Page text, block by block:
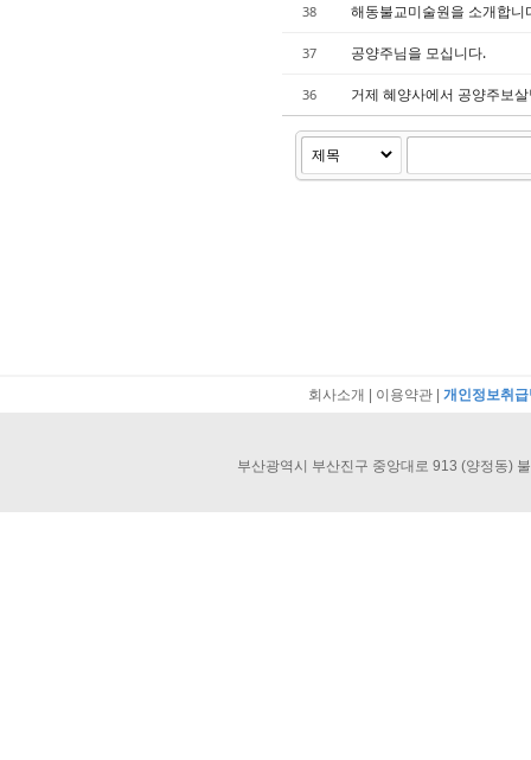
38 해동불교미술원을 소개합
37 공양주님을 모십니다.
36 거제 혜양사에서 공양주보
회사소개 이용약관 |개인정보취
부산광역시 부산진구 중앙대로 913 (양정동)